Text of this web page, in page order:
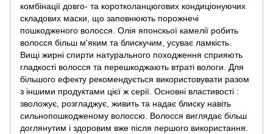
комбінації довго- та коротколанцюгових кондиціонуючих
складових маски, що заповнюють порожнечі
пошкодженого волосся. Олія японскьої камелії робить
волосся більш м'яким та блискучим, усуває ламкість.
Вищі жирні спирти натурального походження сприяють
гладкості волосся та перешкоджають втраті вологи. Для
більшого ефекту рекомендується використовувати разом
з іншими продуктами цієї ж серії. Основні властивості :
зволожує, розгладжує, живить та надає блиску навіть
сильнопошкодженому волоссю. Волосся виглядає більш
доглянутим і здоровим вже після першого використання.